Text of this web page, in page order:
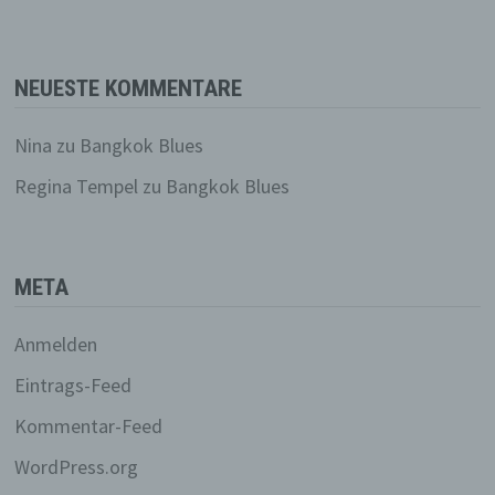
NEUESTE KOMMENTARE
Nina zu Bangkok Blues
Regina Tempelzu Bangkok Blues
META
Anmelden
Eintrags-Feed
Kommentar-Feed
WordPress.org
Daten verwendet werden, um bestimmte
natürliche Person beziehen, zu bewerten,
insbesondere, um Aspekte bezüglich
Arbeitsleistung, wirtschaftlicher Lage,
Gesundheit, persönlicher Vorlieben,
f) Pseudonymisierung
personenbezogener Daten in einer Weise, auf
welche die personenbezogenen Daten ohne
Hinzuziehung zusätzlicher Informationen nicht
mehr einer spezifischen betroffenen Person
zugeordnet werden können, sofern diese